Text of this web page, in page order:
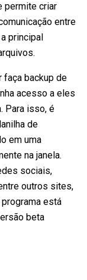
permite criar
entre
principal
faça backup de
acesso a eles
Para isso, é
de
em uma
na janela.
sociais,
outros sites,
está
beta